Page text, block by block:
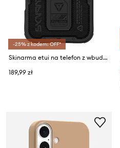
-25% z kodem: OFF*
Skinarma etui na telefon z wbudowanym pierścieniem magnetycznym Phantom iPhone 17 Pro Max
189,99 zł